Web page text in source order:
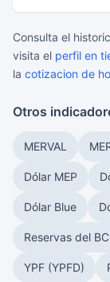
Consulta el
visita el perfil en
la cotizacion de
Otros
MERVAL
Dólar MEP
Dólar Blue
Reservas del
YPF (YPFD)